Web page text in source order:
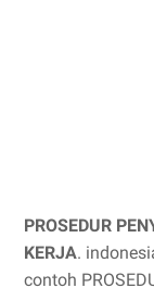
PROSEDUR
KERJA.
contoh